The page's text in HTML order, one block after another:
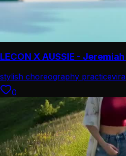
LECON X AUSSIE -
stylish choreography practice
0